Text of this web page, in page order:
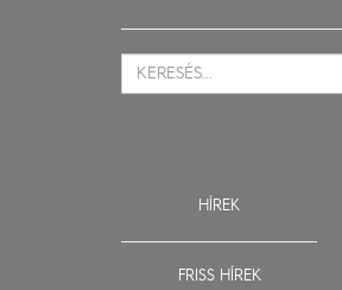
HÍREK
FRISS HÍREK